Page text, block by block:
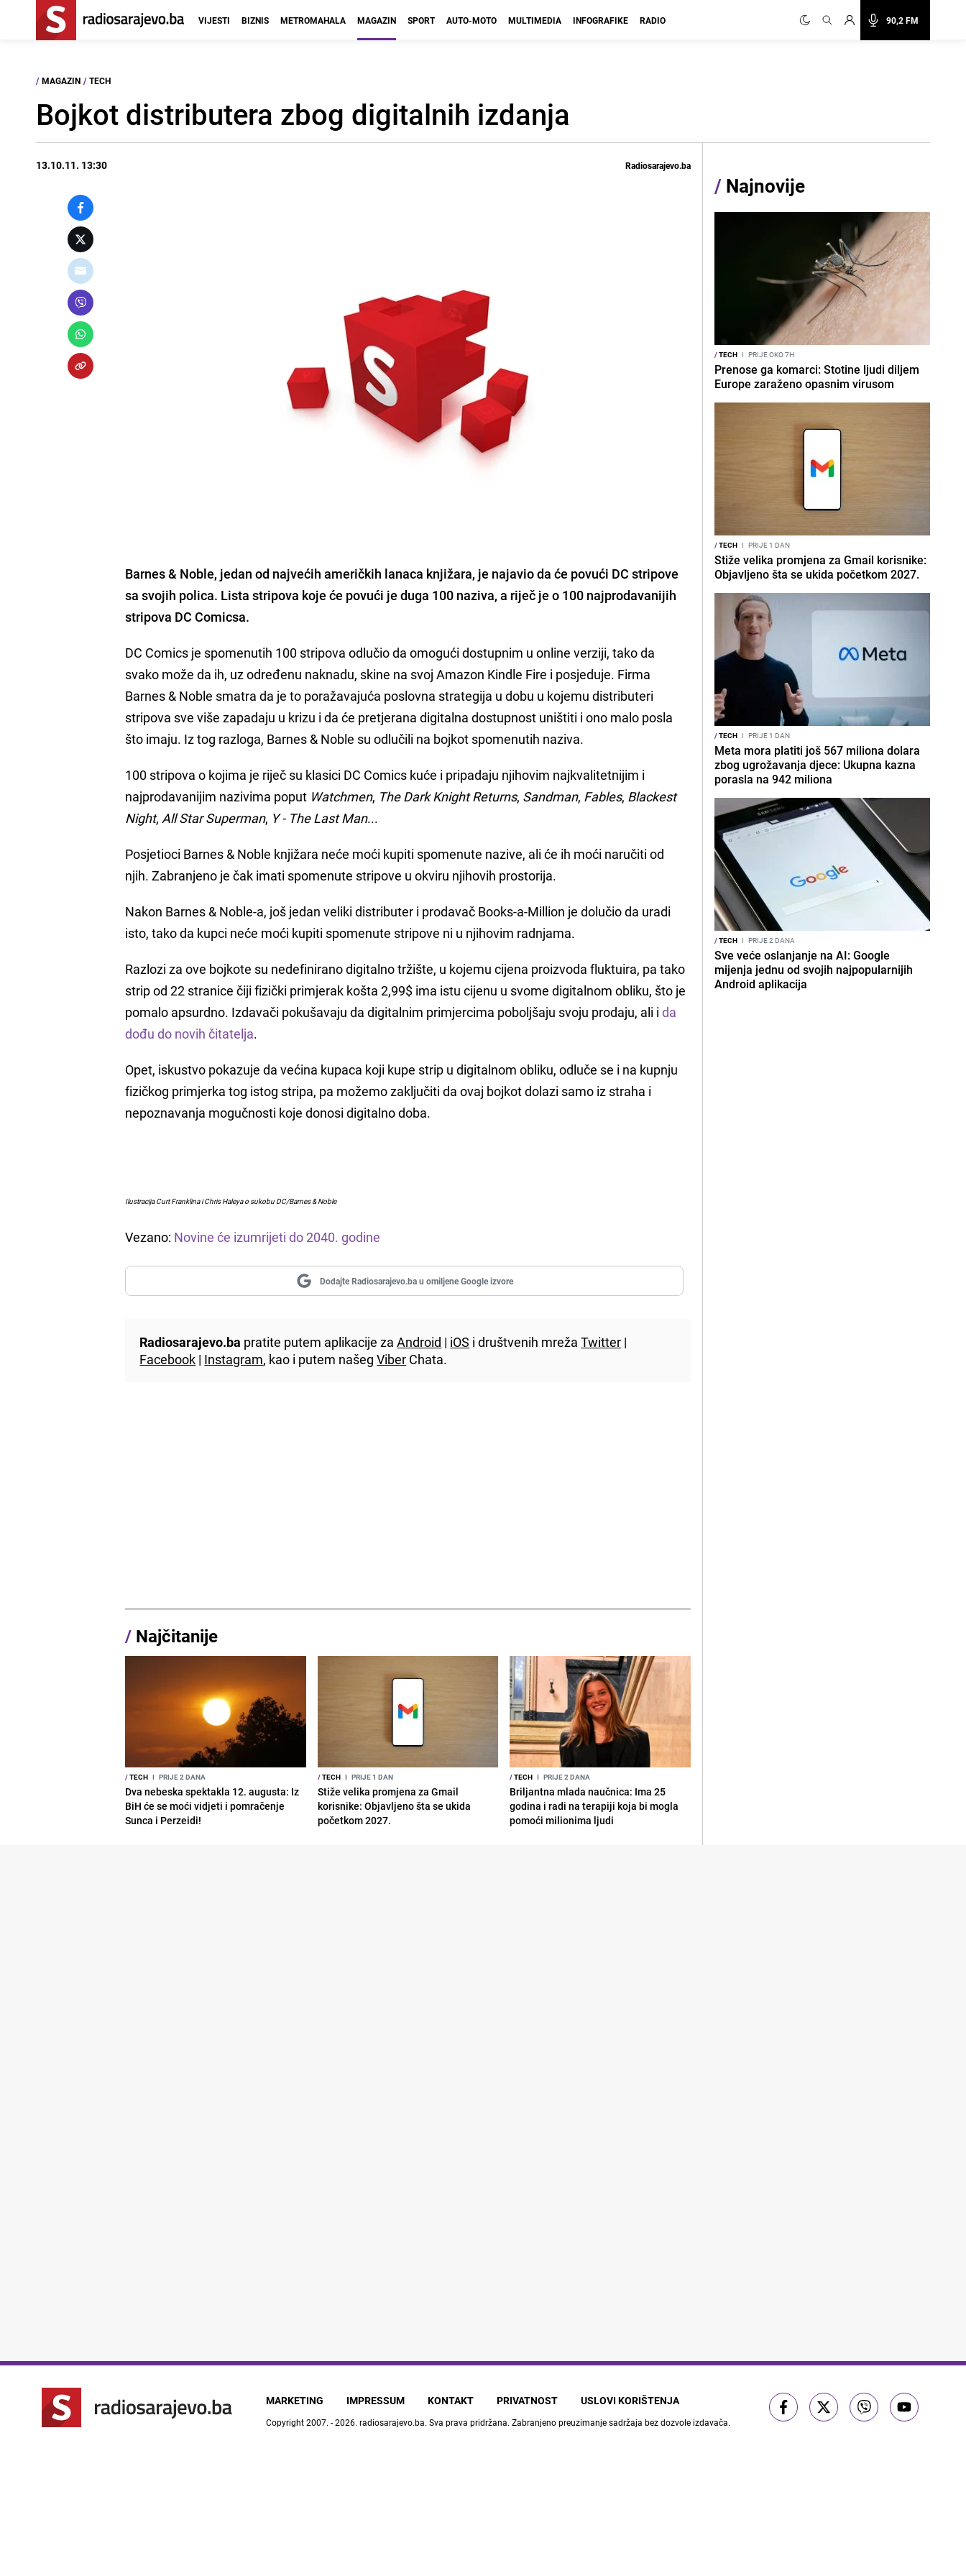
90,2 FM
VIJESTI BIZNIS METROMAHALA MAGAZIN SPORT AUTO-MOTO MULTIMEDIA INFOGRAFIKE RADIO
/ MAGAZIN / TECH
Bojkot distributera zbog digitalnih izdanja
13.10.11. 13:30 Radiosarajevo.ba
Barnes & Noble, jedan od najvećih američkih lanaca knjižara, je najavio da će povući DC stripove
sa svojih polica. Lista stripova koje će povući je duga 100 naziva, a riječ je o 100 najprodavanijih
stripova DC Comicsa.
DC Comics je spomenutih 100 stripova odlučio da omogući dostupnim u online verziji, tako da
svako može da ih, uz određenu naknadu, skine na svoj Amazon Kindle Fire i posjeduje. Firma
Barnes & Noble smatra da je to poražavajuća poslovna strategija u dobu u kojemu distributeri
stripova sve više zapadaju u krizu i da će pretjerana digitalna dostupnost uništiti i ono malo posla
što imaju. Iz tog razloga, Barnes & Noble su odlučili na bojkot spomenutih naziva.
100 stripova o kojima je riječ su klasici DC Comics kuće i pripadaju njihovim najkvalitetnijim i
najprodavanijim nazivima poput Watchmen, The Dark Knight Returns, Sandman, Fables, Blackest
Night, All Star Superman, Y - The Last Man...
Posjetioci Barnes & Noble knjižara neće moći kupiti spomenute nazive, ali će ih moći naručiti od
njih. Zabranjeno je čak imati spomenute stripove u okviru njihovih prostorija.
Nakon Barnes & Noble-a, još jedan veliki distributer i prodavač Books-a-Million je dolučio da uradi
isto, tako da kupci neće moći kupiti spomenute stripove ni u njihovim radnjama.
Razlozi za ove bojkote su nedefinirano digitalno tržište, u kojemu cijena proizvoda fluktuira, pa tako
strip od 22 stranice čiji fizički primjerak košta 2,99$ ima istu cijenu u svome digitalnom obliku, što je
pomalo apsurdno. Izdavači pokušavaju da digitalnim primjercima poboljšaju svoju prodaju, ali i da
dođu do novih čitatelja.
Opet, iskustvo pokazuje da većina kupaca koji kupe strip u digitalnom obliku, odluče se i na kupnju
fizičkog primjerka tog istog stripa, pa možemo zaključiti da ovaj bojkot dolazi samo iz straha i
nepoznavanja mogučnosti koje donosi digitalno doba.
Ilustracija Curt Franklina i Chris Haleya o sukobu DC/Barnes & Noble
Vezano: Novine će izumrijeti do 2040. godine
Dodajte Radiosarajevo.ba u omiljene Google izvore
Radiosarajevo.ba pratite putem aplikacije zaAndroid | iOS i društvenih mrežaTwitter |
Facebook | Instagram, kao i putem našegViber Chata.
/ Najčitanije
/TECH I PRIJE 2 DANA
Dva nebeska spektakla 12. augusta: Iz
BiH će se moći vidjeti i pomračenje
Sunca i Perzeidi!
/TECH I PRIJE 1 DAN
Stiže velika promjena za Gmail
korisnike: Objavljeno šta se ukida
početkom 2027.
/TECH I PRIJE 2 DANA
Briljantna mlada naučnica: Ima 25
godina i radi na terapiji koja bi mogla
pomoći milionima ljudi
/ Najnovije
/TECH I PRIJE OKO 7H
Prenose ga komarci: Stotine ljudi diljem
Europe zaraženo opasnim virusom
/TECH I PRIJE 1 DAN
Stiže velika promjena za Gmail korisnike:
Objavljeno šta se ukida početkom 2027.
/TECH I PRIJE 1 DAN
Meta mora platiti još 567 miliona dolara
zbog ugrožavanja djece: Ukupna kazna
porasla na 942 miliona
/TECH I PRIJE 2 DANA
Sve veće oslanjanje na AI: Google
mijenja jednu od svojih najpopularnijih
Android aplikacija
MARKETING IMPRESSUM KONTAKT PRIVATNOST USLOVI KORIŠTENJA
Copyright 2007. - 2026. radiosarajevo.ba. Sva prava pridržana. Zabranjeno preuzimanje sadržaja bez dozvole izdavača.